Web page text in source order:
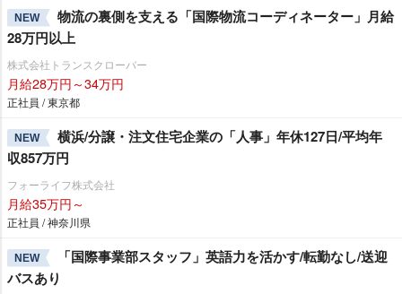
NEW
物流の裏側を支える「国際物流コーディネーター」月給
28万円以上
株式会社トランスクローバー
月給28万円～34万円
正社員 / 東京都
NEW
横浜/分譲・注文住宅企業の「人事」年休127日/平均年
収857万円
フォーライフ株式会社
月給35万円～
正社員 / 神奈川県
NEW
「国際事業部スタッフ」英語力を活かす/転勤なし/送迎
バスあり